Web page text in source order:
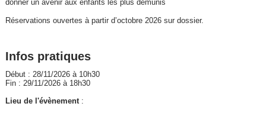
donner un avenir aux enfants les plus démunis
Réservations ouvertes à partir d’octobre 2026 sur dossier.
Infos pratiques
Début : 28/11/2026 à 10h30
Fin : 29/11/2026 à 18h30
Lieu de l'évènement: